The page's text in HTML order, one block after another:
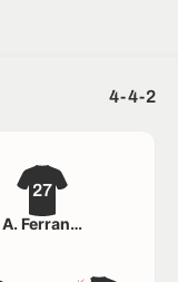
4-4-2
27
A. Ferrante